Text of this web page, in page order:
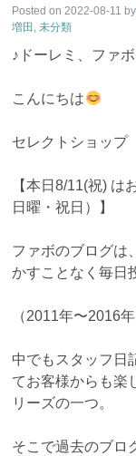
Posted on2022-08-11
増田 ,未分類
♪ドーレミ、ファ
こんにちは
セレクトショップ
【本日8/11(祝)
日曜・祝日）】
ファボのブログは
かすことなく毎日
（2011年〜2016
中でもスタッフ日
てお客様からも楽
リーズの一つ。
そこで過去のブロ